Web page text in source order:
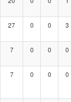
27 0 0 3
7 0 0 0
7 0 0 0